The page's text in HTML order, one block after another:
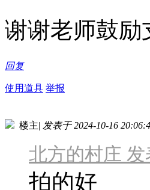
谢谢老师鼓励
回复
使用道具 举报
楼主| 发表于 2024-10-16
北方的村庄 发
拍的好